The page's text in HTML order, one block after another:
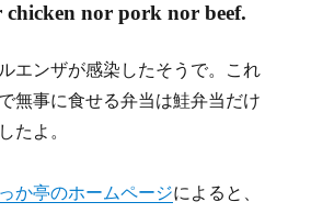
chicken nor pork nor beef.
エンザが感染したそうで。これ
無事に食せる弁当は鮭弁当だけ
たよ。
か亭のホームページによると、